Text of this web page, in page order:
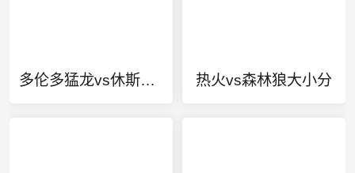
多伦多猛龙vs休斯顿火箭 热火vs森林狼大小分